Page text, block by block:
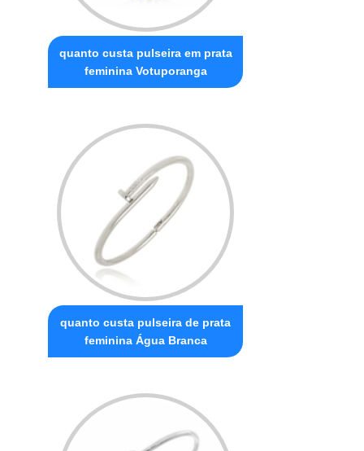
quanto custa pulseira em prata
feminina Votuporanga
quanto custa pulseira de prata
feminina Água Branca